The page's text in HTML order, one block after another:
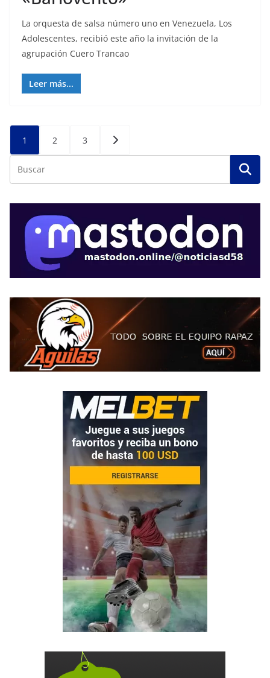
La orquesta de salsa número uno en Venezuela, Los
Adolescentes, recibió este año la invitación de la
agrupación Cuero Trancao
Leer más...
Posts
pagination
1 2 3